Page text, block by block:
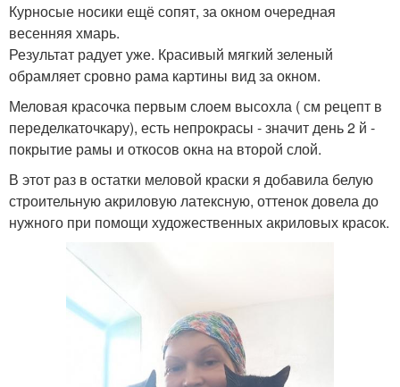
Курносые носики ещё сопят, за окном очередная
весенняя хмарь.
Результат радует уже. Красивый мягкий зеленый
обрамляет сровно рама картины вид за окном.
Меловая красочка первым слоем высохла ( см рецепт в
переделкаточкару), есть непрокрасы - значит день 2 й -
покрытие рамы и откосов окна на второй слой.
В этот раз в остатки меловой краски я добавила белую
строительную акриловую латексную, оттенок довела до
нужного при помощи художественных акриловых красок.